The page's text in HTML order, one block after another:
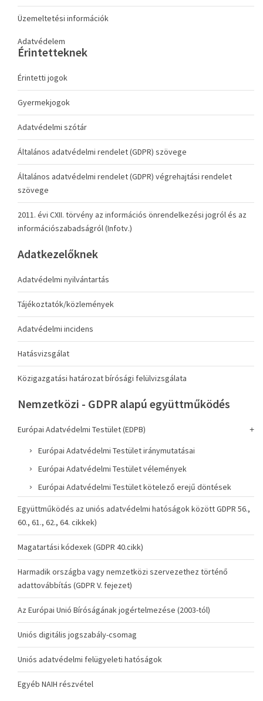
Üzemeltetési információk
Adatvédelem
Érintetteknek
Érintetti jogok
Gyermekjogok
Adatvédelmi szótár
Általános adatvédelmi rendelet (GDPR) szövege
Általános adatvédelmi rendelet (GDPR) végrehajtási rendelet
szövege
2011. évi CXII. törvény az információs önrendelkezési jogról és az
információszabadságról (Infotv.)
Adatkezelőknek
Adatvédelmi nyilvántartás
Tájékoztatók/közlemények
Adatvédelmi incidens
Hatásvizsgálat
Közigazgatási határozat bírósági felülvizsgálata
Nemzetközi - GDPR alapú együttműködés
Európai Adatvédelmi Testület (EDPB)
Európai Adatvédelmi Testület iránymutatásai
Európai Adatvédelmi Testület vélemények
Európai Adatvédelmi Testület kötelező erejű döntések
Együttműködés az uniós adatvédelmi hatóságok között GDPR 56.,
60., 61., 62., 64. cikkek)
Magatartási kódexek (GDPR 40.cikk)
Harmadik országba vagy nemzetközi szervezethez történő
adattovábbítás (GDPR V. fejezet)
Az Európai Unió Bíróságának jogértelmezése (2003-tól)
Uniós digitális jogszabály-csomag
Uniós adatvédelmi felügyeleti hatóságok
Egyéb NAIH részvétel